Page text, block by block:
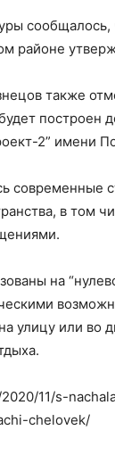
сообщалось,
районе
также
2” имени
современные
в том
на
улицу или во
11/s-
chelovek/